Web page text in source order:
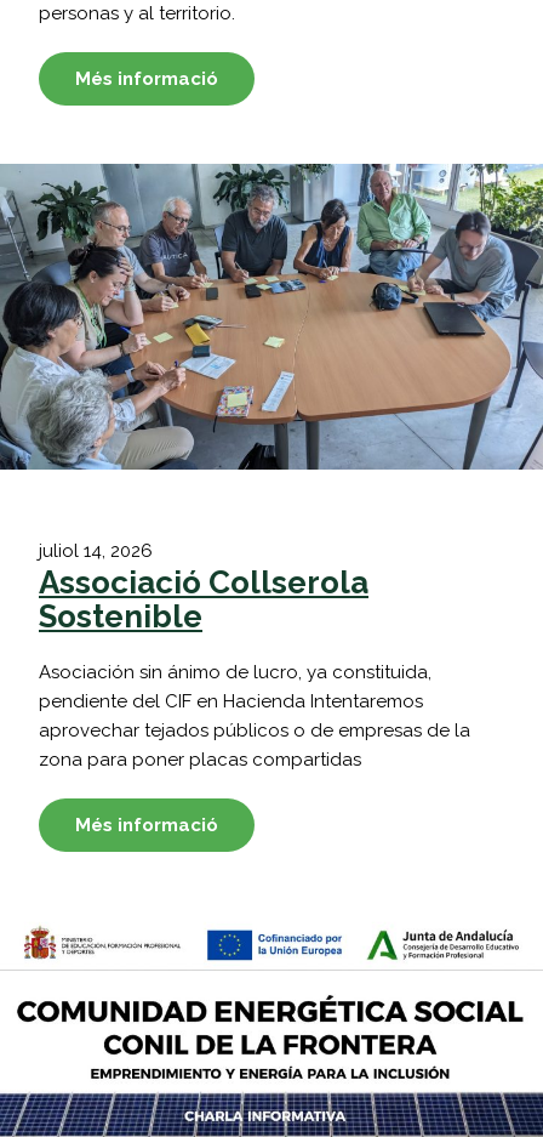
personas y al territorio.
Més informació
juliol 14, 2026
Associació Collserola
Sostenible
Asociación sin ánimo de lucro, ya constituida,
pendiente del CIF en Hacienda Intentaremos
aprovechar tejados públicos o de empresas de la
zona para poner placas compartidas
Més informació